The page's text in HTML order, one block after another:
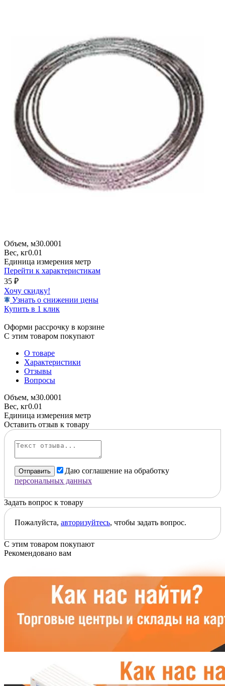
Объем, м30.0001
Вес, кг0.01
Единица измерения метр
Перейти к характеристикам
35 ₽
Хочу скидку!
Узнать о снижении цены
Купить в 1 клик
Оформи рассрочку в корзине
С этим товаром покупают
О товаре
Характеристики
Отзывы
Вопросы
Объем, м30.0001
Вес, кг0.01
Единица измерения метр
Оставить отзыв к товару
Отправить
Даю соглашение на обработку
персональных данных
Задать вопрос к товару
Пожалуйста, авторизуйтесь, чтобы задать вопрос.
С этим товаром покупают
Рекомендовано вам